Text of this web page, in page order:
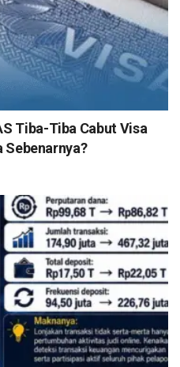
Tiba-Tiba Cabut Visa
Sebenarnya?